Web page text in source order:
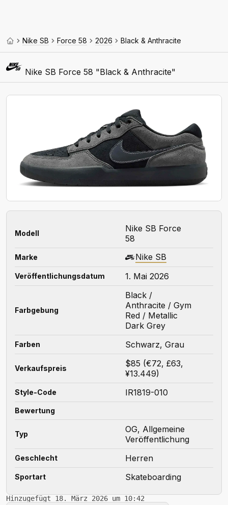
Nike SB Force 58 2026 Black & Anthracite
Nike SB Force 58 "Black & Anthracite"
Modell
Nike SB Force
58
Marke Nike SB
Veröffentlichungsdatum 1. Mai 2026
Farbgebung
Black /
Anthracite / Gym
Red / Metallic
Dark Grey
Farben Schwarz, Grau
Verkaufspreis
$85 (€72, £63,
¥13.449)
Style-Code IR1819-010
Bewertung
Typ
OG, Allgemeine
Veröffentlichung
Geschlecht Herren
Sportart Skateboarding
Hinzugefügt 18. März 2026 um 10:42